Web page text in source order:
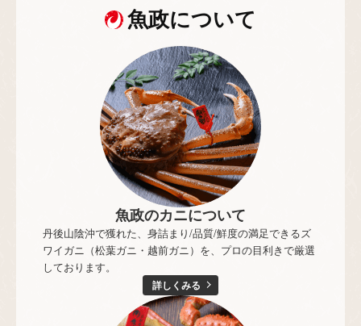
魚政について
魚政のカニについて
丹後山陰沖で獲れた、身詰まり/品質/鮮度の満足できるズ
ワイガニ（松葉ガニ・越前ガニ）を、プロの目利きで厳選
しております。
詳しくみる